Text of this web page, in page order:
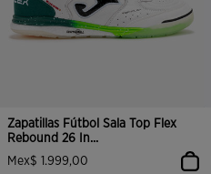
Zapatillas Fútbol Sala Top Flex
Rebound 26 In...
Mex$ 1.999,00